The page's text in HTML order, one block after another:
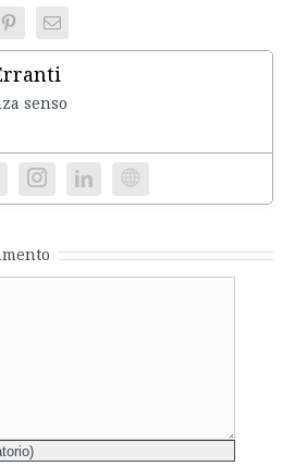
PinterestEmail
senso
Instagram Website